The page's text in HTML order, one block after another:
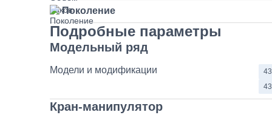
Поколение
Подробные параметры
Модельный ряд
Модели и модификации
Кран-манипулятор